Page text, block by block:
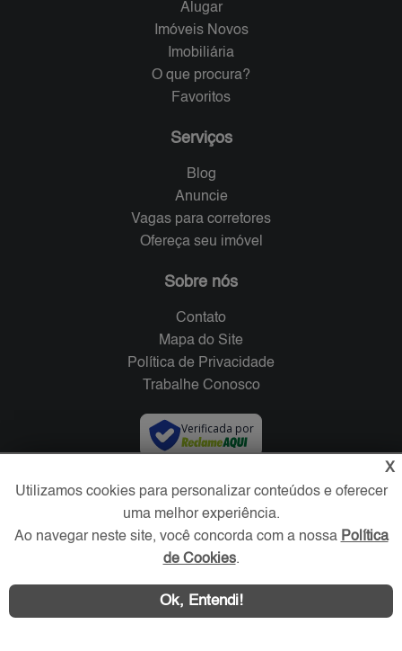
Alugar
Imóveis Novos
Imobiliária
O que procura?
Favoritos
Serviços
Blog
Anuncie
Vagas para corretores
Ofereça seu imóvel
Sobre nós
Contato
Mapa do Site
Política de Privacidade
Trabalhe Conosco
Verificada por
Redes Sociais
X
Utilizamos cookies para personalizar conteúdos e oferecer
uma melhor experiência.
Ao navegar neste site, você concorda com a nossa Política
de Cookies.
Ok, Entendi!